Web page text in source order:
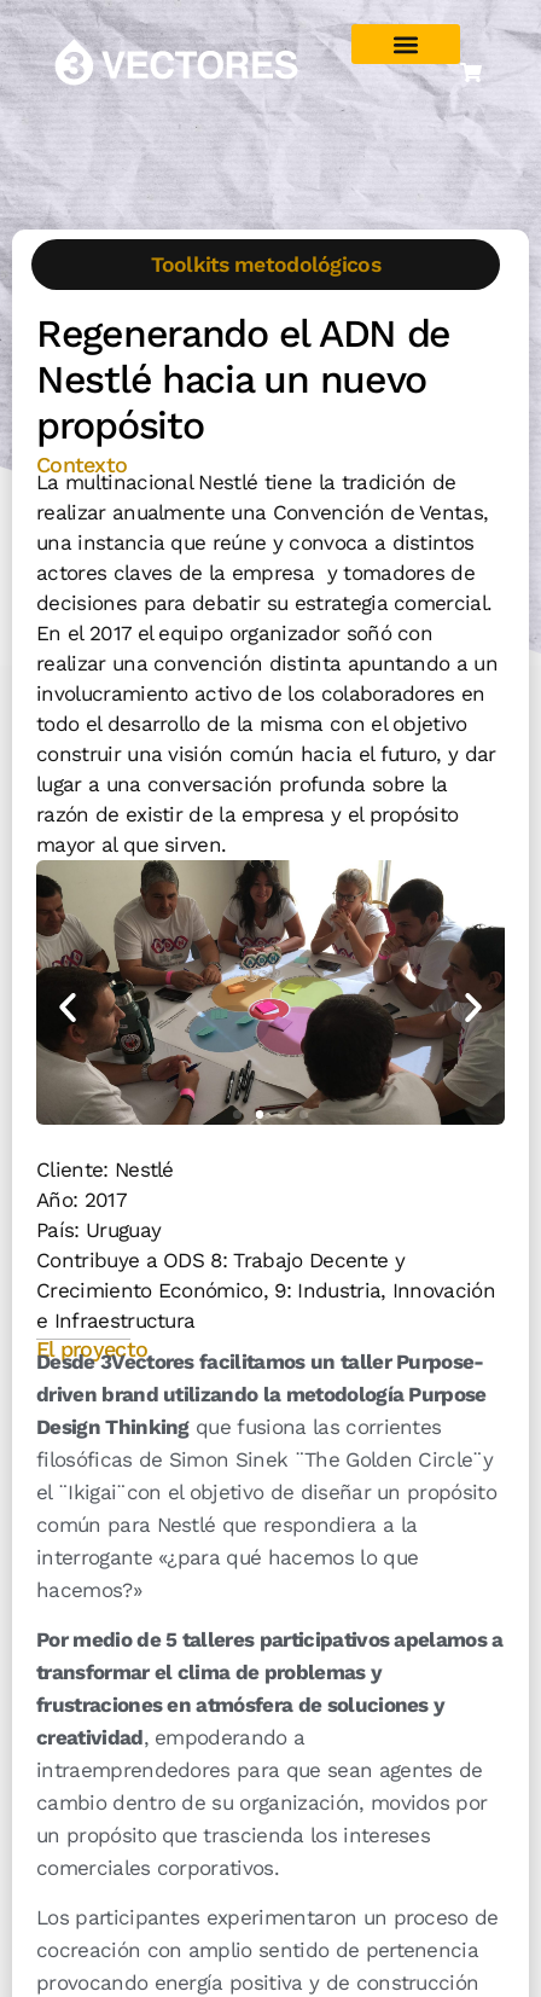
Toolkits metodológicos
Regenerando el ADN de
Nestlé hacia un nuevo
propósito
Contexto
La multinacional Nestlé tiene la tradición de
realizar anualmente una Convención de Ventas,
una instancia que reúne y convoca a distintos
actores claves de la empresa y tomadores de
decisiones para debatir su estrategia comercial.
En el 2017 el equipo organizador soñó con
realizar una convención distinta apuntando a un
involucramiento activo de los colaboradores en
todo el desarrollo de la misma con el objetivo
construir una visión común hacia el futuro, y dar
lugar a una conversación profunda sobre la
razón de existir de la empresa y el propósito
mayor al que sirven.
Cliente: Nestlé
Año: 2017
País: Uruguay
Contribuye a ODS 8: Trabajo Decente y
Crecimiento Económico, 9: Industria, Innovación
e Infraestructura
El proyecto
Desde 3Vectores facilitamos un taller Purpose-
driven brand utilizando la metodología Purpose
Design Thinkingque fusiona las corrientes
filosóficas de Simon Sinek ¨The Golden Circle¨y
el ¨Ikigai¨con el objetivo de diseñar un propósito
común para Nestlé que respondiera a la
interrogante «¿para qué hacemos lo que
hacemos?»
Por medio de 5 talleres participativos apelamos a
transformar el clima de problemas y
frustraciones en atmósfera de soluciones y
creatividad, empoderando a
intraemprendedores para que sean agentes de
cambio dentro de su organización, movidos por
un propósito que trascienda los intereses
comerciales corporativos.
Los participantes experimentaron un proceso de
cocreación con amplio sentido de pertenencia
provocando energía positiva y de construcción